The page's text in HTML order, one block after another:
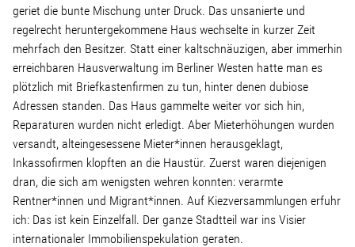
geriet die bunte Mischung unter Druck. Das unsanierte und
regelrecht heruntergekommene Haus wechselte in kurzer Zeit
mehrfach den Besitzer. Statt einer kaltschnäuzigen, aber immerhin
erreichbaren Hausverwaltung im Berliner Westen hatte man es
plötzlich mit Briefkastenfirmen zu tun, hinter denen dubiose
Adressen standen. Das Haus gammelte weiter vor sich hin,
Reparaturen wurden nicht erledigt. Aber Mieterhöhungen wurden
versandt, alteingesessene Mieter*innen herausgeklagt,
Inkassofirmen klopften an die Haustür. Zuerst waren diejenigen
dran, die sich am wenigsten wehren konnten: verarmte
Rentner*innen und Migrant*innen. Auf Kiezversammlungen erfuhr
ich: Das ist kein Einzelfall. Der ganze Stadtteil war ins Visier
internationaler Immobilienspekulation geraten.